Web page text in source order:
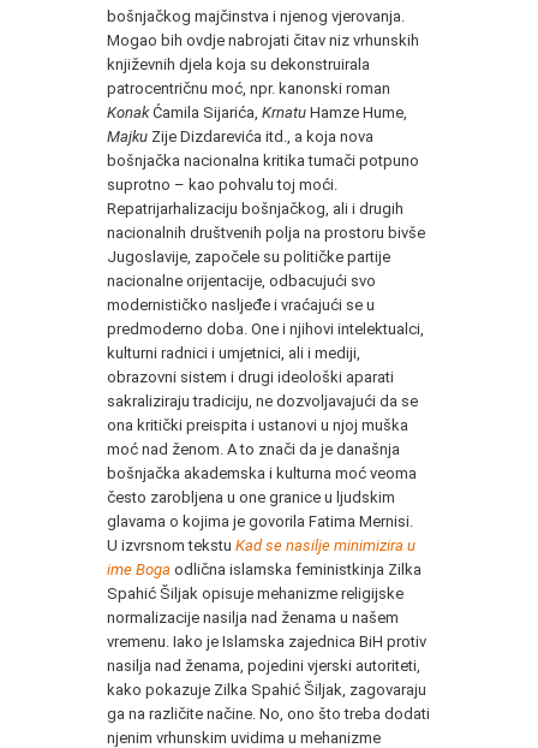
bošnjačkog majčinstva i njenog vjerovanja.
Mogao bih ovdje nabrojati čitav niz vrhunskih
književnih djela koja su dekonstruirala
patrocentričnu moć, npr. kanonski roman
KonakĆamila Sijarića, Krnatu Hamze Hume,
Majku Zije Dizdarevića itd., a koja nova
bošnjačka nacionalna kritika tumači potpuno
suprotno – kao pohvalu toj moći.
Repatrijarhalizaciju bošnjačkog, ali i drugih
nacionalnih društvenih polja na prostoru bivše
Jugoslavije, započele su političke partije
nacionalne orijentacije, odbacujući svo
modernističko nasljeđe i vraćajući se u
predmoderno doba. One i njihovi intelektualci,
kulturni radnici i umjetnici, ali i mediji,
obrazovni sistem i drugi ideološki aparati
sakraliziraju tradiciju, ne dozvoljavajući da se
ona kritički preispita i ustanovi u njoj muška
moć nad ženom. A to znači da je današnja
bošnjačka akademska i kulturna moć veoma
često zarobljena u one granice u ljudskim
glavama o kojima je govorila Fatima Mernisi.
U izvrsnom tekstu Kad se nasilje minimizira u
ime Boga odlična islamska feministkinja Zilka
Spahić Šiljak opisuje mehanizme religijske
normalizacije nasilja nad ženama u našem
vremenu. Iako je Islamska zajednica BiH protiv
nasilja nad ženama, pojedini vjerski autoriteti,
kako pokazuje Zilka Spahić Šiljak, zagovaraju
ga na različite načine. No, ono što treba dodati
njenim vrhunskim uvidima u mehanizme